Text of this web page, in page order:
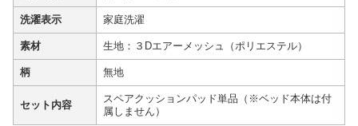
洗濯表示 家庭洗濯
素材 生地：３Dエアーメッシュ（ポリエステル）
柄 無地
セット内容
スペアクッションパッド単品（※ベッド本体は付
属しません）